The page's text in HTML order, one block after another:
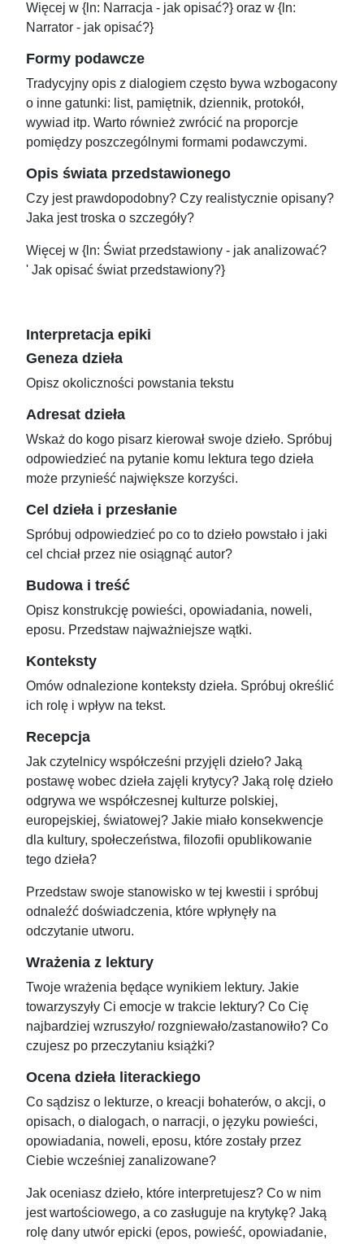
Więcej w {ln: Narracja - jak opisać?} oraz w {ln:
Narrator - jak opisać?}
Formy podawcze
Tradycyjny opis z dialogiem często bywa wzbogacony
o inne gatunki: list, pamiętnik, dziennik, protokół,
wywiad itp. Warto również zwrócić na proporcje
pomiędzy poszczególnymi formami podawczymi.
Opis świata przedstawionego
Czy jest prawdopodobny? Czy realistycznie opisany?
Jaka jest troska o szczegóły?
Więcej w {ln: Świat przedstawiony - jak analizować?
' Jak opisać świat przedstawiony?}
Interpretacja epiki
Geneza dzieła
Opisz okoliczności powstania tekstu
Adresat dzieła
Wskaż do kogo pisarz kierował swoje dzieło. Spróbuj
odpowiedzieć na pytanie komu lektura tego dzieła
może przynieść największe korzyści.
Cel dzieła i przesłanie
Spróbuj odpowiedzieć po co to dzieło powstało i jaki
cel chciał przez nie osiągnąć autor?
Budowa i treść
Opisz konstrukcję powieści, opowiadania, noweli,
eposu. Przedstaw najważniejsze wątki.
Konteksty
Omów odnalezione konteksty dzieła. Spróbuj określić
ich rolę i wpływ na tekst.
Recepcja
Jak czytelnicy współcześni przyjęli dzieło? Jaką
postawę wobec dzieła zajęli krytycy? Jaką rolę dzieło
odgrywa we współczesnej kulturze polskiej,
europejskiej, światowej? Jakie miało konsekwencje
dla kultury, społeczeństwa, filozofii opublikowanie
tego dzieła?
Przedstaw swoje stanowisko w tej kwestii i spróbuj
odnaleźć doświadczenia, które wpłynęły na
odczytanie utworu.
Wrażenia z lektury
Twoje wrażenia będące wynikiem lektury. Jakie
towarzyszyły Ci emocje w trakcie lektury? Co Cię
najbardziej wzruszyło/ rozgniewało/zastanowiło? Co
czujesz po przeczytaniu książki?
Ocena dzieła literackiego
Co sądzisz o lekturze, o kreacji bohaterów, o akcji, o
opisach, o dialogach, o narracji, o języku powieści,
opowiadania, noweli, eposu, które zostały przez
Ciebie wcześniej zanalizowane?
Jak oceniasz dzieło, które interpretujesz? Co w nim
jest wartościowego, a co zasługuje na krytykę? Jaką
rolę dany utwór epicki (epos, powieść, opowiadanie,